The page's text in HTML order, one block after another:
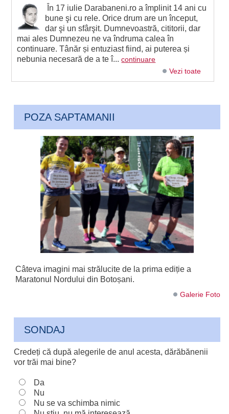
În 17 iulie Darabaneni.ro a împlinit 14 ani cu
bune şi cu rele. Orice drum are un început,
dar şi un sfârşit. Dumnevoastră, cititorii, dar
mai ales Dumnezeu ne va îndruma calea în
continuare. Tânăr și entuziast fiind, ai puterea și
nebunia necesară de a te î...continuare
Vezi toate
POZA SAPTAMANII
Câteva imagini mai strălucite de la prima ediție a
Maratonul Nordului din Botoșani.
Galerie Foto
SONDAJ
Credeți că după alegerile de anul acesta, dărăbănenii
vor trăi mai bine?
Da
Nu
Nu se va schimba nimic